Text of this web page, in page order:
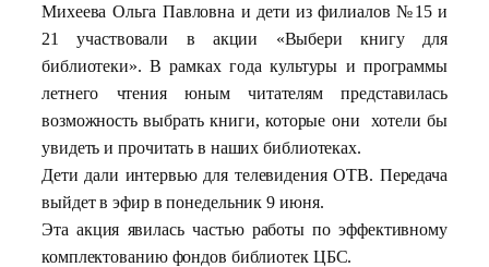
Михеева Ольга Павловна и дети из филиалов №15 и
21 участвовали в акции «Выбери книгу для
библиотеки». В рамках года культуры и программы
летнего чтения юным читателям представилась
возможность выбрать книги, которые они хотели бы
увидеть и прочитать в наших библиотеках.
Дети дали интервью для телевидения ОТВ. Передача
выйдет в эфир в понедельник 9 июня.
Эта акция явилась частью работы по эффективному
комплектованию фондов библиотек ЦБС.